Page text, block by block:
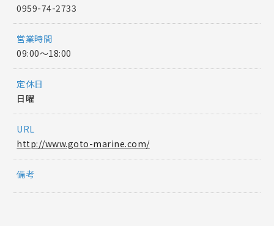
0959-74-2733
営業時間
09:00〜18:00
定休日
日曜
URL
http://www.goto-marine.com/
備考